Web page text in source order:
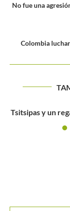
No fue una
Colombia